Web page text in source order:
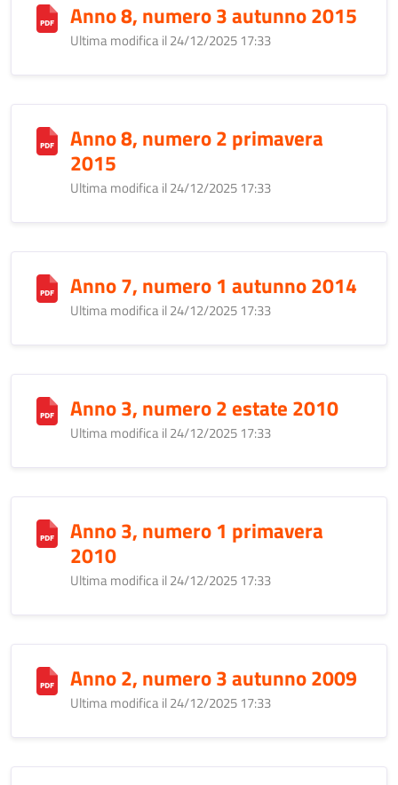
Anno 8, numero 3 autunno 2015
Ultima modifica il 24/12/2025 17:33
Anno 8, numero 2 primavera
2015
Ultima modifica il 24/12/2025 17:33
Anno 7, numero 1 autunno 2014
Ultima modifica il 24/12/2025 17:33
Anno 3, numero 2 estate 2010
Ultima modifica il 24/12/2025 17:33
Anno 3, numero 1 primavera
2010
Ultima modifica il 24/12/2025 17:33
Anno 2, numero 3 autunno 2009
Ultima modifica il 24/12/2025 17:33